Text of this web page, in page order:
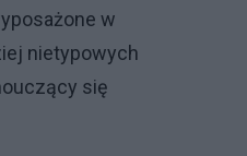
w
nietypowych
się